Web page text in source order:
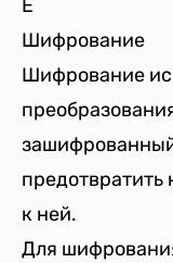
E
Шифрование
Шифрование
к ней.
Для